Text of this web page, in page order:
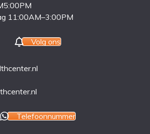
11:00AM–3:00PM
Volg ons
Telefoonnummer